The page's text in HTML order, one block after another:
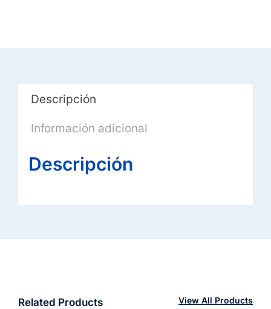
deslizamiento,
resistente
salpicaduras
Descripción
Información adicional
Descripción
Related Products View All Products